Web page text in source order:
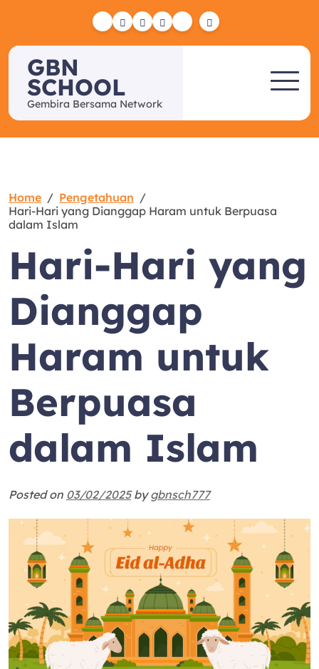
YelpFacebook
TwitterInstagram
Email
GBN
SCHOOL
Gembira Bersama Network
Home
Pengetahuan
Hari-Hari yang Dianggap Haram untuk Berpuasa
dalam Islam
Hari-Hari yang
Dianggap
Haram untuk
Berpuasa
dalam Islam
Posted on 03/02/2025bygbnsch777